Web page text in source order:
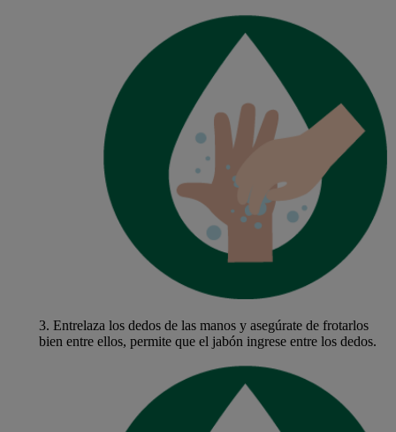
3. Entrelaza los dedos de las manos y asegúrate de frotarlos
bien entre ellos, permite que el jabón ingrese entre los dedos.